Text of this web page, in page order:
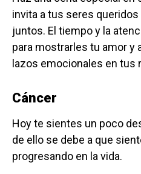
invita a tus seres
juntos. El tiempo y la
para mostrarles tu amor y
lazos emocionales en tus
Cáncer
Hoy te sientes un poco
de ello se debe a que
progresando en la vida.